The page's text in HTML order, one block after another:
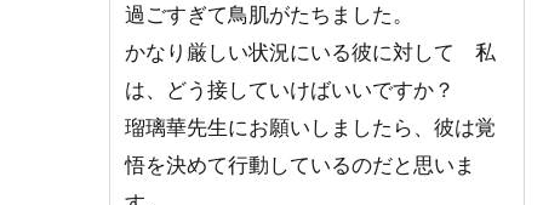
過ごすぎて鳥肌がたちました。
かなり厳しい状況にいる彼に対して 私
は、どう接していけばいいですか？
瑠璃華先生にお願いしましたら、彼は覚
悟を決めて行動しているのだと思いま